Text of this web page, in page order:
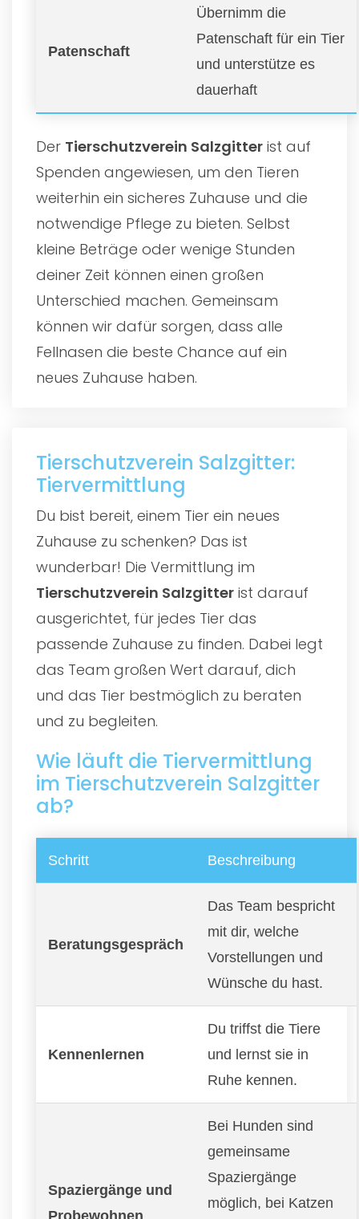
Patenschaft
Übernimm die
Patenschaft für ein Tier
und unterstütze es
dauerhaft
Der Tierschutzverein Salzgitter ist auf
Spenden angewiesen, um den Tieren
weiterhin ein sicheres Zuhause und die
notwendige Pflege zu bieten. Selbst
kleine Beträge oder wenige Stunden
deiner Zeit können einen großen
Unterschied machen. Gemeinsam
können wir dafür sorgen, dass alle
Fellnasen die beste Chance auf ein
neues Zuhause haben.
Tierschutzverein Salzgitter:
Tiervermittlung
Du bist bereit, einem Tier ein neues
Zuhause zu schenken? Das ist
wunderbar! Die Vermittlung im
Tierschutzverein Salzgitter ist darauf
ausgerichtet, für jedes Tier das
passende Zuhause zu finden. Dabei legt
das Team großen Wert darauf, dich
und das Tier bestmöglich zu beraten
und zu begleiten.
Wie läuft die Tiervermittlung
im Tierschutzverein Salzgitter
ab?
Schritt Beschreibung
Beratungsgespräch
Das Team bespricht
mit dir, welche
Vorstellungen und
Wünsche du hast.
Kennenlernen
Du triffst die Tiere
und lernst sie in
Ruhe kennen.
Spaziergänge und
Probewohnen
Bei Hunden sind
gemeinsame
Spaziergänge
möglich, bei Katzen